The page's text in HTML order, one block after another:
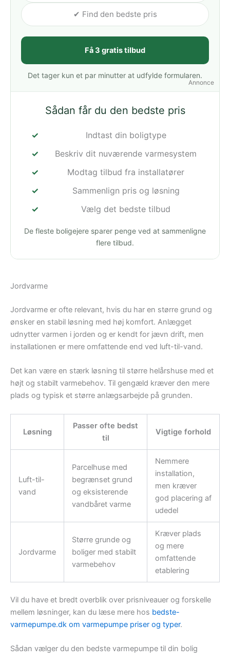
Annonce
✔ Find den bedste pris
Få 3 gratis tilbud
Det tager kun et par minutter at udfylde formularen.
Sådan får du den bedste pris
Indtast din boligtype
Beskriv dit nuværende varmesystem
Modtag tilbud fra installatører
Sammenlign pris og løsning
Vælg det bedste tilbud
De fleste boligejere sparer penge ved at sammenligne
flere tilbud.
Jordvarme
Jordvarme er ofte relevant, hvis du har en større grund og
ønsker en stabil løsning med høj komfort. Anlægget
udnytter varmen i jorden og er kendt for jævn drift, men
installationen er mere omfattende end ved luft-til-vand.
Det kan være en stærk løsning til større helårshuse med et
højt og stabilt varmebehov. Til gengæld kræver den mere
plads og typisk et større anlægsarbejde på grunden.
Løsning
Passer ofte bedst
til
Vigtige forhold
Luft-til-
vand
Parcelhuse med
begrænset grund
og eksisterende
vandbåret varme
Nemmere
installation,
men kræver
god placering af
udedel
Jordvarme
Større grunde og
boliger med stabilt
varmebehov
Kræver plads
og mere
omfattende
etablering
Vil du have et bredt overblik over prisniveauer og forskelle
mellem løsninger, kan du læse mere hos bedste-
varmepumpe.dk om varmepumpe priser og typer.
Sådan vælger du den bedste varmepumpe til din bolig